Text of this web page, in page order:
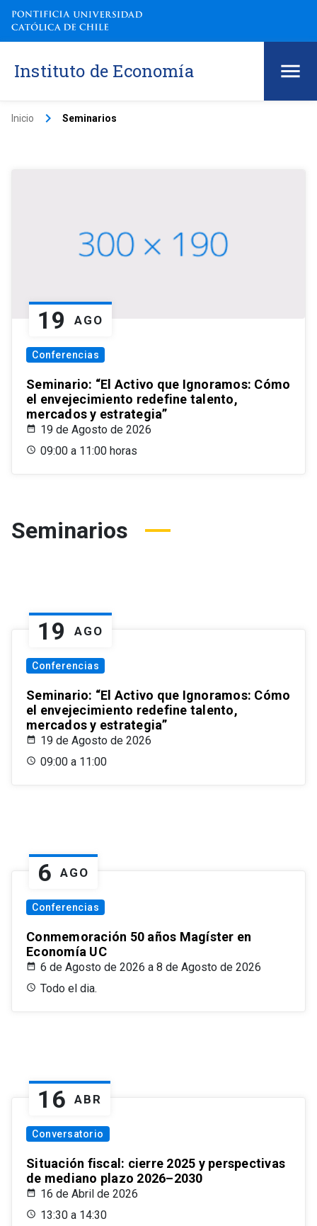
Instituto de Economía
Inicio keyboard_arrow_right Seminarios
19 AGO
Conferencias
Seminario: “El Activo que Ignoramos: Cómo
el envejecimiento redefine talento,
mercados y estrategia”
19 de Agosto de 2026
09:00 a 11:00 horas
Seminarios
19 AGO
Conferencias
Seminario: “El Activo que Ignoramos: Cómo
el envejecimiento redefine talento,
mercados y estrategia”
19 de Agosto de 2026
09:00 a 11:00
6 AGO
Conferencias
Conmemoración 50 años Magíster en
Economía UC
6 de Agosto de 2026 a 8 de Agosto de 2026
Todo el dia.
16 ABR
Conversatorio
Situación fiscal: cierre 2025 y perspectivas
de mediano plazo 2026–2030
16 de Abril de 2026
13:30 a 14:30